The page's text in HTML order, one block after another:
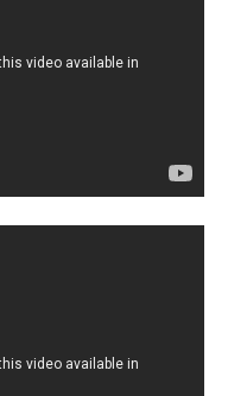
クリス・ペプラー織
哉牛三：若林時英常
ス：パパイヤ鈴木木梨
磐順一郎：生瀬勝久
小山力也（声）ス